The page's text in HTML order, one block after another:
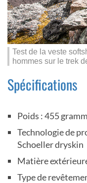
Test de la veste
hommes sur le trek
Spécifications
Poids : 455
Technologie de
Schoeller dryskin
Matière
Type de